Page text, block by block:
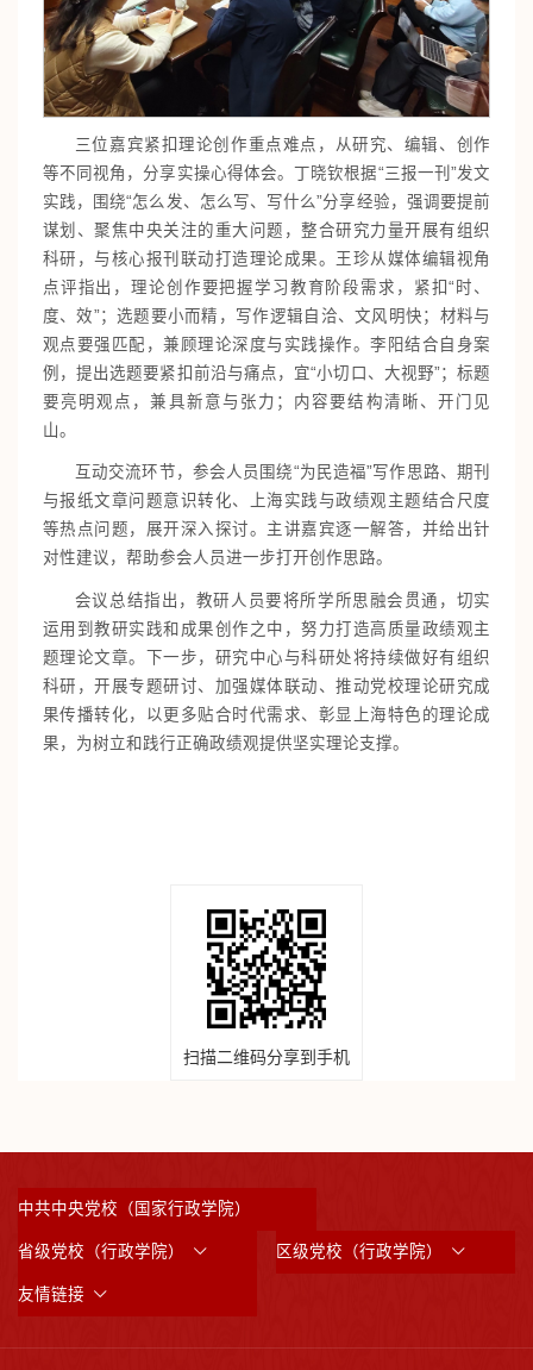
三位嘉宾紧扣理论创作重点难点，从研究、编辑、创作
等不同视角，分享实操心得体会。丁晓钦根据“三报一刊”发文
实践，围绕“怎么发、怎么写、写什么”分享经验，强调要提前
谋划、聚焦中央关注的重大问题，整合研究力量开展有组织
科研，与核心报刊联动打造理论成果。王珍从媒体编辑视角
点评指出，理论创作要把握学习教育阶段需求，紧扣“时、
度、效”；选题要小而精，写作逻辑自洽、文风明快；材料与
观点要强匹配，兼顾理论深度与实践操作。李阳结合自身案
例，提出选题要紧扣前沿与痛点，宜“小切口、大视野”；标题
要亮明观点，兼具新意与张力；内容要结构清晰、开门见
山。
互动交流环节，参会人员围绕“为民造福”写作思路、期刊
与报纸文章问题意识转化、上海实践与政绩观主题结合尺度
等热点问题，展开深入探讨。主讲嘉宾逐一解答，并给出针
对性建议，帮助参会人员进一步打开创作思路。
会议总结指出，教研人员要将所学所思融会贯通，切实
运用到教研实践和成果创作之中，努力打造高质量政绩观主
题理论文章。下一步，研究中心与科研处将持续做好有组织
科研，开展专题研讨、加强媒体联动、推动党校理论研究成
果传播转化，以更多贴合时代需求、彰显上海特色的理论成
果，为树立和践行正确政绩观提供坚实理论支撑。
扫描二维码分享到手机
中共中央党校（国家行政学院）
省级党校（行政学院） 区级党校（行政学院）
友情链接